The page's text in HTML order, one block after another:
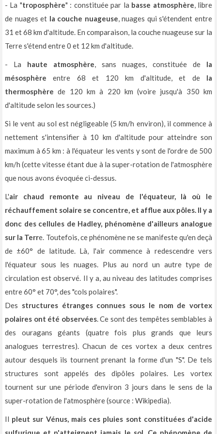
- La "troposphère" : constituée par la basse atmosphère, libre
de nuages et la couche nuageuse, nuages qui s'étendent entre
31 et 68 km d'altitude. En comparaison, la couche nuageuse sur la
Terre s'étend entre 0 et 12 km d'altitude.
- La haute atmosphère, sans nuages, constituée de la
mésosphère entre 68 et 120 km d'altitude, et de la
thermosphère de 120 km à 220 km (voire jusqu'à 350 km
d'altitude selon les sources.)
Si le vent au sol est négligeable (5 km/h environ), il commence à
nettement s'intensifier à 10 km d'altitude pour atteindre son
maximum à 65 km : à l'équateur les vents y sont de l'ordre de 500
km/h (cette vitesse étant due à la super-rotation de l'atmosphère
que nous avons évoquée ci-dessus.
L'air chaud remonte au niveau de l'équateur, là où le
réchauffement solaire se concentre, et afflue aux pôles. Il y a
donc des cellules de Hadley, phénomène d'ailleurs analogue
sur la Terre. Toutefois, ce phénomène ne se manifeste qu'en deçà
de ±60° de latitude. Là, l'air commence à redescendre vers
l'équateur sous les nuages. Plus au nord un autre type de
circulation est observé. Il y a, au niveau des latitudes comprises
entre 60° et 70°, des "cols polaires".
Des structures étranges connues sous le nom de vortex
polaires ont été observées. Ce sont des tempêtes semblables à
des ouragans géants (quatre fois plus grands que leurs
analogues terrestres). Chacun de ces vortex a deux centres
autour desquels ils tournent prenant la forme d'un "S". De tels
structures sont appelés des dipôles polaires. Les vortex
tournent sur une période d'environ 3 jours dans le sens de la
super-rotation de l'atmosphère (source : Wikipedia).
Il pleut sur Vénus, mais ces pluies sont constituées d'acide